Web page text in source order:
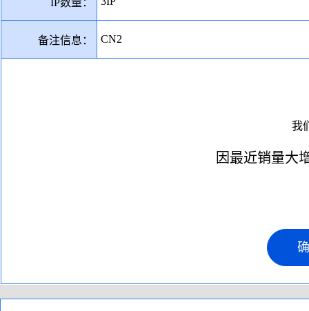
IP数量：
备注信息： CN2
我
因最近销量大